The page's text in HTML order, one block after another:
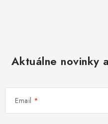
Aktuálne novinky
Email